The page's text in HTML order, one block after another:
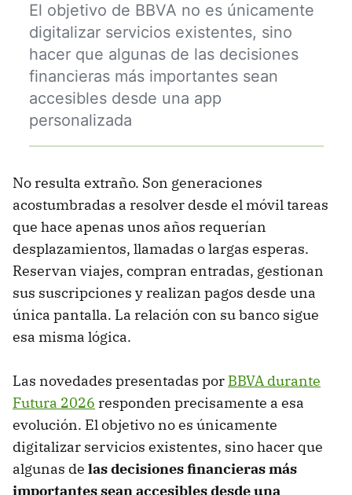
El objetivo de BBVA no es únicamente
digitalizar servicios existentes, sino
hacer que algunas de las decisiones
financieras más importantes sean
accesibles desde una app
personalizada
No resulta extraño. Son generaciones
acostumbradas a resolver desde el móvil tareas
que hace apenas unos años requerían
desplazamientos, llamadas o largas esperas.
Reservan viajes, compran entradas, gestionan
sus suscripciones y realizan pagos desde una
única pantalla. La relación con su banco sigue
esa misma lógica.
Las novedades presentadas por BBVA durante
Futura 2026 responden precisamente a esa
evolución. El objetivo no es únicamente
digitalizar servicios existentes, sino hacer que
algunas de las decisiones financieras más
importantes sean accesibles desde una